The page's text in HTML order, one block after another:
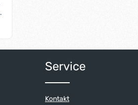
Service
Kontakt